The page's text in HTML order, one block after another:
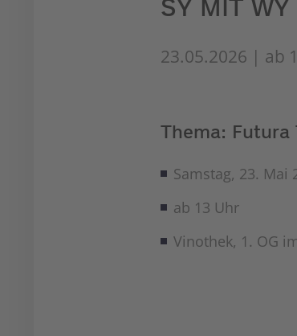
SY MIT WY
23.05.2026 | ab
Thema: Futura
Samstag, 23. Mai
ab 13 Uhr
Vinothek, 1. OG